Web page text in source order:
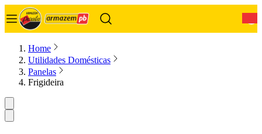
Home
Utilidades Domésticas
Panelas
Frigideira